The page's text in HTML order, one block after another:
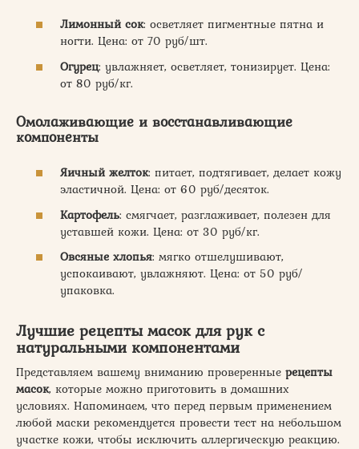
Лимонный сок: осветляет пигментные пятна и
ногти. Цена: от 70 руб/шт.
Огурец: увлажняет, осветляет, тонизирует. Цена:
от 80 руб/кг.
Омолаживающие и восстанавливающие
компоненты
Яичный желток: питает, подтягивает, делает кожу
эластичной. Цена: от 60 руб/десяток.
Картофель: смягчает, разглаживает, полезен для
уставшей кожи. Цена: от 30 руб/кг.
Овсяные хлопья: мягко отшелушивают,
успокаивают, увлажняют. Цена: от 50 руб/
упаковка.
Лучшие рецепты масок для рук с
натуральными компонентами
Представляем вашему вниманию проверенные рецепты
масок, которые можно приготовить в домашних
условиях. Напоминаем, что перед первым применением
любой маски рекомендуется провести тест на небольшом
участке кожи, чтобы исключить аллергическую реакцию.